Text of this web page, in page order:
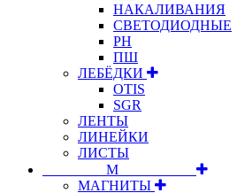
НАКАЛИВАНИЯ
СВЕТОДИОДНЫЕ
РН
ПШ
ЛЕБЁДКИ
OTIS
SGR
ЛЕНТЫ
ЛИНЕЙКИ
ЛИСТЫ
⠀⠀⠀⠀⠀⠀М⠀⠀⠀⠀⠀⠀⠀
МАГНИТЫ